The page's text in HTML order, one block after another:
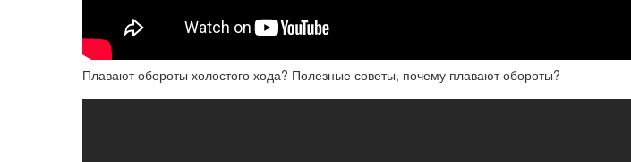
Плавают обороты холостого хода? Полезные советы, почему плавают обороты?